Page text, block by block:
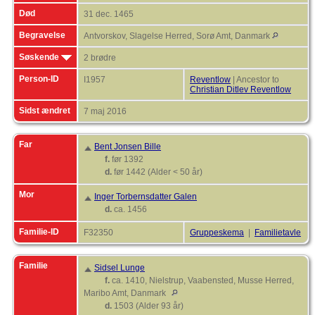
Død 31 dec. 1465
Begravelse Antvorskov, Slagelse Herred, Sorø Amt, Danmark
Søskende 2 brødre
Person-ID I1957 Reventlow | Ancestor to
Christian Ditlev Reventlow
Sidst ændret 7 maj 2016
Far
Bent Jonsen Bille
f. før 1392
d. før 1442 (Alder < 50 år)
Mor
Inger Torbernsdatter Galen
d. ca. 1456
Familie-ID F32350 Gruppeskema Familietavle
Familie
Sidsel Lunge
f. ca. 1410, Nielstrup, Vaabensted, Musse Herred,
Maribo Amt, Danmark
d. 1503 (Alder 93 år)